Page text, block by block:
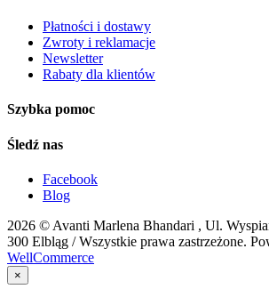
Płatności i dostawy
Zwroty i reklamacje
Newsletter
Rabaty dla klientów
Szybka pomoc
Śledź nas
Facebook
Blog
2026 © Avanti Marlena Bhandari , Ul.
300 Elbląg / Wszystkie prawa zastrzeżone.
WellCommerce
×